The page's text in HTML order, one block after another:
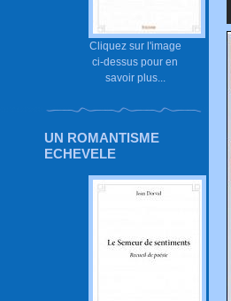
Cliquez sur l'image
ci-dessus pour en
savoir plus...
UN ROMANTISME
ECHEVELE